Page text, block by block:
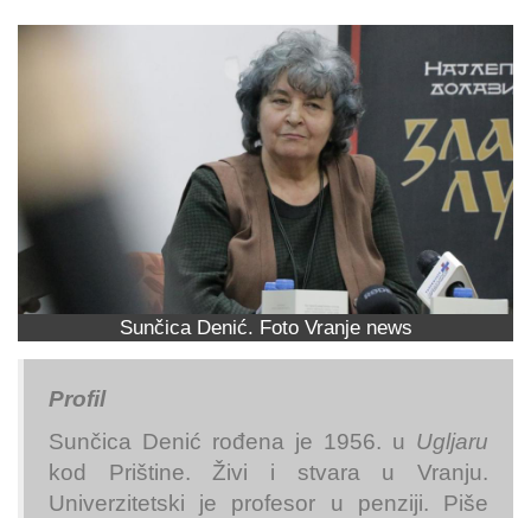
Sunčica Denić. Foto Vranje news
Profil
Sunčica Denić rođena je 1956. u Ugljaru
kod Prištine. Živi i stvara u Vranju.
Univerzitetski je profesor u penziji. Piše